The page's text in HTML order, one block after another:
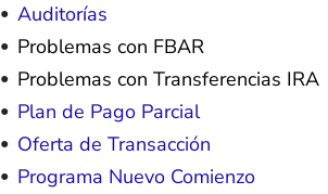
Auditorías
Problemas con FBAR
Problemas con Transferencias IRA
Plan de Pago Parcial
Oferta de Transacción
Programa Nuevo Comienzo